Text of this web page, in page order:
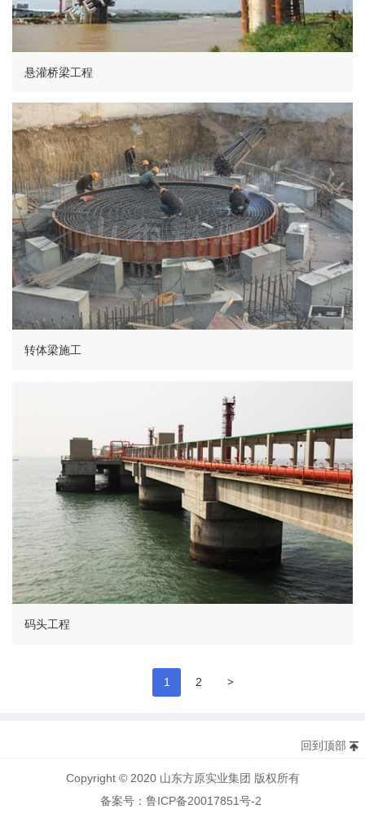
悬灌桥梁工程
转体梁施工
码头工程
1 2 >
回到顶部
Copyright © 2020 山东方原实业集团 版权所有
备案号：鲁ICP备20017851号-2